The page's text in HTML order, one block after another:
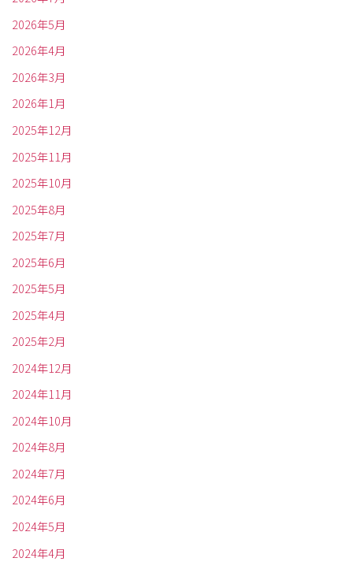
2026年5月
2026年4月
2026年3月
2026年1月
2025年12月
2025年11月
2025年10月
2025年8月
2025年7月
2025年6月
2025年5月
2025年4月
2025年2月
2024年12月
2024年11月
2024年10月
2024年8月
2024年7月
2024年6月
2024年5月
2024年4月